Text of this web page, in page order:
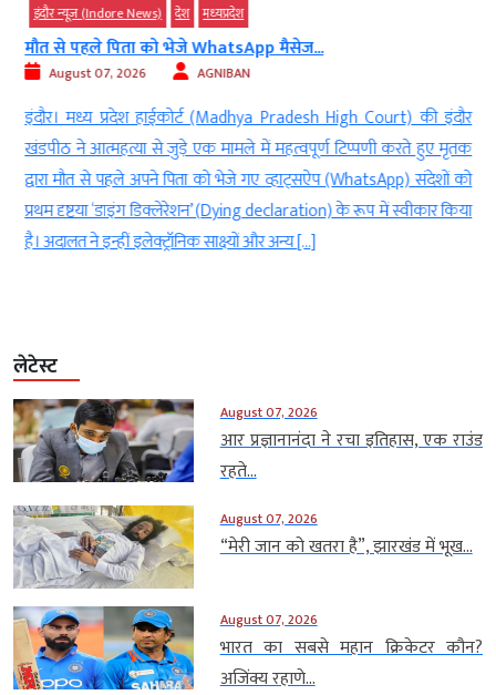
इंदौर न्यूज़ (Indore News) देश मध्‍यप्रदेश
मौत से पहले पिता को भेजे WhatsApp मैसेज...
August 07, 2026 AGNIBAN
इंदौर। मध्य प्रदेश हाईकोर्ट (Madhya Pradesh High Court) की इंदौर
खंडपीठ ने आत्महत्या से जुड़े एक मामले में महत्वपूर्ण टिप्पणी करते हुए मृतक
द्वारा मौत से पहले अपने पिता को भेजे गए व्हाट्सऐप (WhatsApp) संदेशों को
प्रथम दृष्टया ‘डाइंग डिक्लेरेशन’ (Dying declaration) के रूप में स्वीकार किया
है। अदालत ने इन्हीं इलेक्ट्रॉनिक साक्ष्यों और अन्य […]
लेटेस्ट
August 07, 2026
आर प्रज्ञानानंदा ने रचा इतिहास, एक राउंड
रहते...
August 07, 2026
“मेरी जान को खतरा है”, झारखंड में भूख...
August 07, 2026
भारत का सबसे महान क्रिकेटर कौन?
अजिंक्य रहाणे...